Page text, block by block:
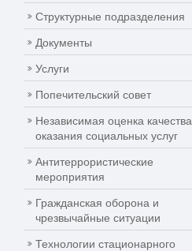
Структурные подразделения
Документы
Услуги
Попечительский совет
Независимая оценка качества
оказания социальных услуг
Антитеррористические
мероприятия
Гражданская оборона и
чрезвычайные ситуации
Технологии стационарного